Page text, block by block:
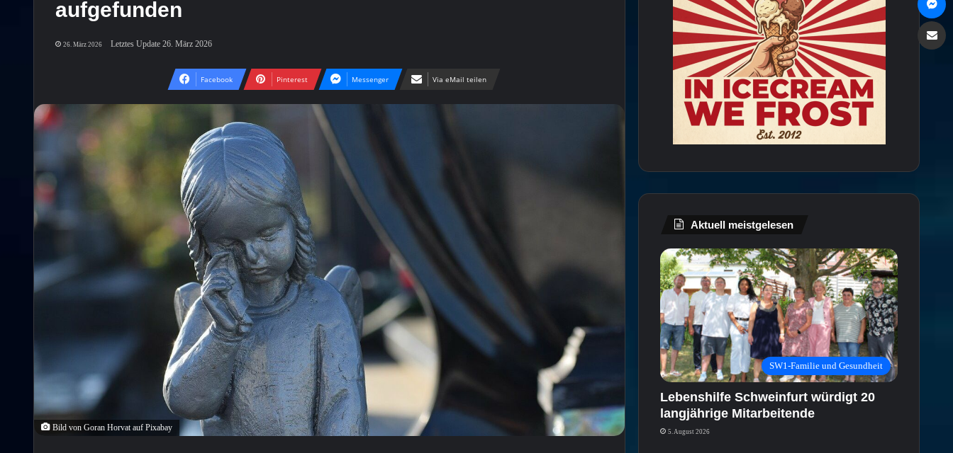
aufgefunden
26. März 2026 Letztes Update 26. März 2026
Facebook Pinterest Messenger Via eMail teilen
Bild von Goran Horvat auf Pixabay
Aktuell meistgelesen
SW1-Familie und Gesundheit
Lebenshilfe Schweinfurt würdigt 20
langjährige Mitarbeitende
5. August 2026